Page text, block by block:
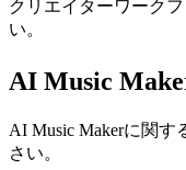
クリエイターワーク
い。
AI Music
AI Music Makerに関
さい。